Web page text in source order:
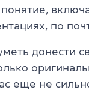
понятие,
по
донести
еще не